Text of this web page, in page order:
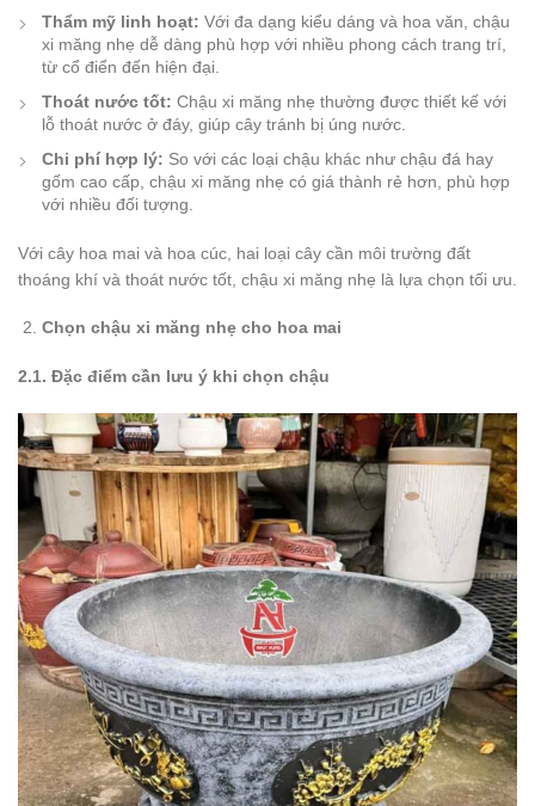
Thẩm mỹ linh hoạt: Với đa dạng kiểu dáng và hoa văn, chậu
xi măng nhẹ dễ dàng phù hợp với nhiều phong cách trang trí,
từ cổ điển đến hiện đại.
Thoát nước tốt: Chậu xi măng nhẹ thường được thiết kế với
lỗ thoát nước ở đáy, giúp cây tránh bị úng nước.
Chi phí hợp lý: So với các loại chậu khác như chậu đá hay
gốm cao cấp, chậu xi măng nhẹ có giá thành rẻ hơn, phù hợp
với nhiều đối tượng.
Với cây hoa mai và hoa cúc, hai loại cây cần môi trường đất
thoáng khí và thoát nước tốt, chậu xi măng nhẹ là lựa chọn tối ưu.
Chọn chậu xi măng nhẹ cho hoa mai
2.1. Đặc điểm cần lưu ý khi chọn chậu